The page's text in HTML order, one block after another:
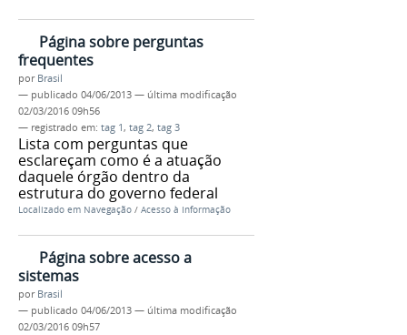
Página sobre perguntas
frequentes
por Brasil
— publicado 04/06/2013 — última modificação
02/03/2016 09h56
— registrado em: tag 1, tag 2, tag 3
Lista com perguntas que
esclareçam como é a atuação
daquele órgão dentro da
estrutura do governo federal
Localizado em Navegação / Acesso à Informação
Página sobre acesso a
sistemas
por Brasil
— publicado 04/06/2013 — última modificação
02/03/2016 09h57